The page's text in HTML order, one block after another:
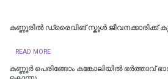
കണ്ണൂരിൽ ഡ്രൈവിങ് സ്കൂൾ ജീവനക്കാരിക്ക്
READ MORE
കണ്ണൂർ പെരിങ്ങോം കങ്കോലിയിൽ ഭർത്താവ്